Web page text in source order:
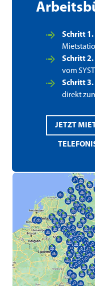
Schritt 1.
Schritt 2.
vom
Schritt 3.
direkt
JETZT